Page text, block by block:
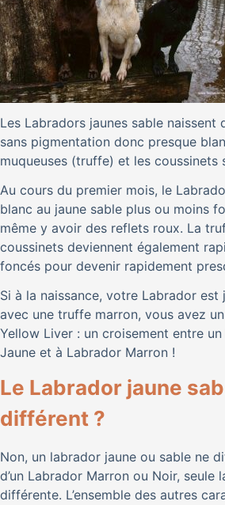
Les Labradors jaunes sable naissent
sans pigmentation donc presque
muqueuses (truffe) et les coussinets
Au cours du premier mois, le
blanc au jaune sable plus ou moins
même y avoir des reflets roux. La
coussinets deviennent également
foncés pour devenir rapidement
Si à la naissance, votre Labrador est
avec une truffe marron, vous avez
Yellow Liver : un croisement entre
Jaune et à Labrador Marron !
Le Labrador jaune
différent ?
Non, un labrador jaune ou sable ne
d’un Labrador Marron ou Noir, seule
différente. L’ensemble des autres